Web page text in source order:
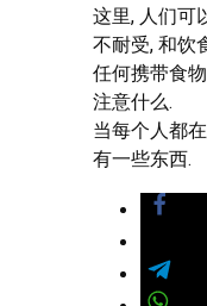
这里, 人们可
不耐受, 和饮
任何携带食
注意什么.
当每个人都
有一些东西.